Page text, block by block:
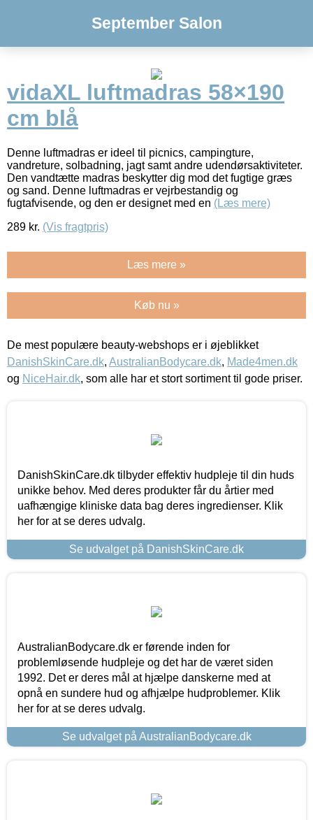
September Salon
vidaXL luftmadras 58×190
cm blå
Denne luftmadras er ideel til picnics, campingture,
vandreture, solbadning, jagt samt andre udendørsaktiviteter.
Den vandtætte madras beskytter dig mod det fugtige græs
og sand. Denne luftmadras er vejrbestandig og
fugtafvisende, og den er designet med en (Læs mere)
289 kr. (Vis fragtpris)
Læs mere »
Køb nu »
De mest populære beauty-webshops er i øjeblikket
DanishSkinCare.dk, AustralianBodycare.dk, Made4men.dk
og NiceHair.dk, som alle har et stort sortiment til gode priser.
DanishSkinCare.dk tilbyder effektiv hudpleje til din huds
unikke behov. Med deres produkter får du årtier med
uafhængige kliniske data bag deres ingredienser. Klik
her for at se deres udvalg.
Se udvalget på DanishSkinCare.dk
AustralianBodycare.dk er førende inden for
problemløsende hudpleje og det har de været siden
1992. Det er deres mål at hjælpe danskerne med at
opnå en sundere hud og afhjælpe hudproblemer. Klik
her for at se deres udvalg.
Se udvalget på AustralianBodycare.dk